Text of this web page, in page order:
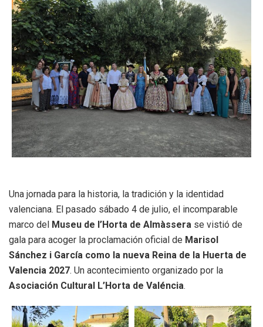
Una jornada para la historia, la tradición y la identidad
valenciana. El pasado sábado 4 de julio, el incomparable
marco del Museu de l’Horta de Almàssera se vistió de
gala para acoger la proclamación oficial de Marisol
Sánchez i García como la nueva Reina de la Huerta de
Valencia 2027. Un acontecimiento organizado por la
Asociación Cultural L’Horta de Valéncia.